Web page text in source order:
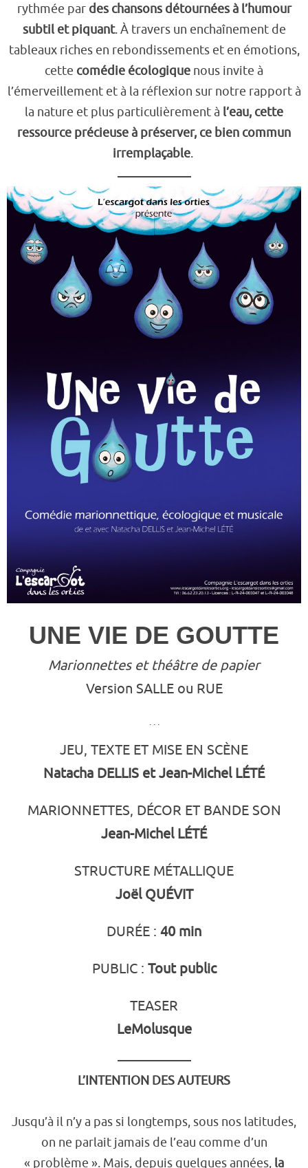
rythmée par des chansons détournées à l’humour
subtil et piquant. À travers un enchaînement de
tableaux riches en rebondissements et en émotions,
cette comédie écologique nous invite à
l’émerveillement et à la réflexion sur notre rapport à
la nature et plus particulièrement à l’eau, cette
ressource précieuse à préserver, ce bien commun
irremplaçable.
UNE VIE DE GOUTTE
Marionnettes et théâtre de papier
Version SALLE ou RUE
. . .
JEU, TEXTE ET MISE EN SCÈNE
Natacha DELLIS et Jean-Michel LÉTÉ
MARIONNETTES, DÉCOR ET BANDE SON
Jean-Michel LÉTÉ
STRUCTURE MÉTALLIQUE
Joël QUÉVIT
DURÉE : 40 min
PUBLIC : Tout public
TEASER
LeMolusque
L’INTENTION DES AUTEURS
Jusqu’à il n’y a pas si longtemps, sous nos latitudes,
on ne parlait jamais de l’eau comme d’un
« problème ». Mais, depuis quelques années, la